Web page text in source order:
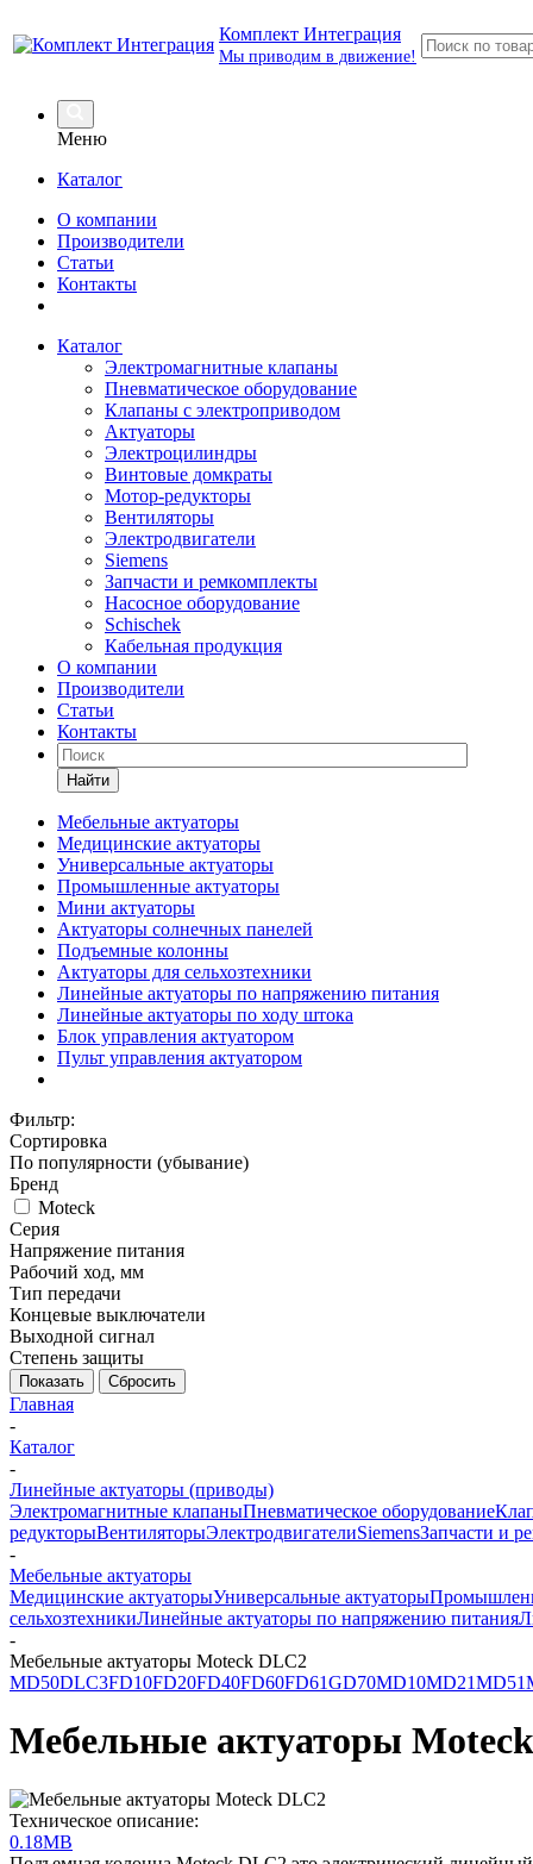
Комплект Интеграция
Мы приводим в движение!
Меню
Каталог
О компании
Производители
Статьи
Контакты
Каталог
Электромагнитные клапаны
Пневматическое оборудование
Клапаны с электроприводом
Актуаторы
Электроцилиндры
Винтовые домкраты
Мотор-редукторы
Вентиляторы
Электродвигатели
Siemens
Запчасти и ремкомплекты
Насосное оборудование
Schischek
Кабельная продукция
О компании
Производители
Статьи
Контакты
Найти
Мебельные актуаторы
Медицинские актуаторы
Универсальные актуаторы
Промышленные актуаторы
Мини актуаторы
Актуаторы солнечных панелей
Подъемные колонны
Актуаторы для сельхозтехники
Линейные актуаторы по напряжению питания
Линейные актуаторы по ходу штока
Блок управления актуатором
Пульт управления актуатором
Фильтр:
Сортировка
По популярности (убывание)
Бренд
Moteck
Серия
Напряжение питания
Рабочий ход, мм
Тип передачи
Концевые выключатели
Выходной сигнал
Степень защиты
Показать Сбросить
Главная
-
Каталог
-
Линейные актуаторы (приводы)
Электромагнитные клапаныПневматическое оборудование
редукторыВентиляторыЭлектродвигателиSiemensЗапчасти и
-
Мебельные актуаторы
Медицинские актуаторыУниверсальные актуаторы
сельхозтехникиЛинейные актуаторы по напряжению питания
-
Мебельные актуаторы Moteck DLC2
MD50DLC3FD10FD20FD40FD60FD61GD70MD10MD21MD51
Мебельные актуаторы
Техническое описание:
0.18MB